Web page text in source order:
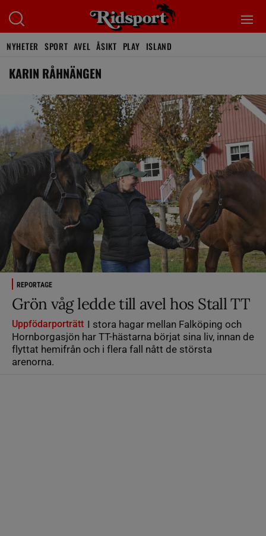
NYHETER SPORT AVEL ÅSIKT PLAY ISLAND
KARIN RÅHNÄNGEN
REPORTAGE
Grön våg ledde till avel hos Stall TT
Uppfödarporträtt I stora hagar mellan Falköping och
Hornborgasjön har TT-hästarna börjat sina liv, innan de
flyttat hemifrån och i flera fall nått de största
arenorna.